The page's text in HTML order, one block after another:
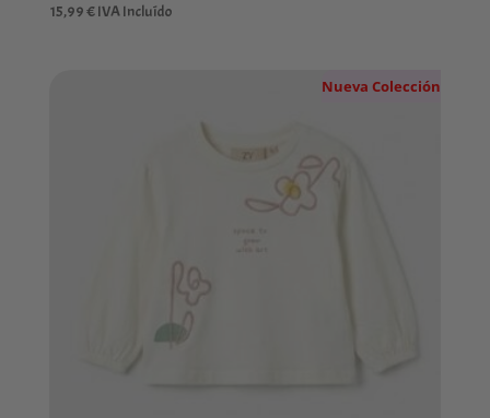
15,99€IVA Incluído
Nueva Colección